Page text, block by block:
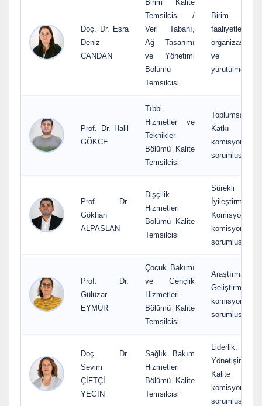
Doç. Dr. Esra
Deniz
CANDAN
Birim Kalite
Temsilcisi /
Veri Tabanı,
Ağ Tasarımı
ve Yönetimi
Bölümü
Temsilcisi
Birim kalite
faaliyetlerinin
organizasyonu
ve
yürütülmesi
Prof. Dr. Halil
GÖKCE
Tıbbi
Hizmetler ve
Teknikler
Bölümü Kalite
Temsilcisi
Toplumsal
Katkı
komisyon
sorumlusu
Prof. Dr.
Gökhan
ALPASLAN
Dişçilik
Hizmetleri
Bölümü Kalite
Temsilcisi
Sürekli
İyileştirme
Komisyonu
komisyon
sorumlusu
Prof. Dr.
Gülüzar
EYMÜR
Çocuk Bakımı
ve Gençlik
Hizmetleri
Bölümü Kalite
Temsilcisi
Araştırma ve
Geliştirme
komisyon
sorumlusu
Doç. Dr.
Sevim
ÇİFTÇİ
YEGİN
Sağlık Bakım
Hizmetleri
Bölümü Kalite
Temsilcisi
Liderlik,
Yönetişim ve
Kalite
komisyon
sorumlusu